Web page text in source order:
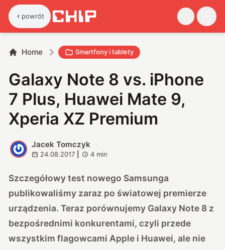
powrót
Home Smartfony i tablety
Galaxy Note 8 vs. iPhone
7 Plus, Huawei Mate 9,
Xperia XZ Premium
J
Jacek Tomczyk
24.08.2017 4 min
Szczegółowy test nowego Samsunga
publikowaliśmy zaraz po światowej premierze
urządzenia. Teraz porównujemy Galaxy Note 8 z
bezpośrednimi konkurentami, czyli przede
wszystkim flagowcami Apple i Huawei, ale nie